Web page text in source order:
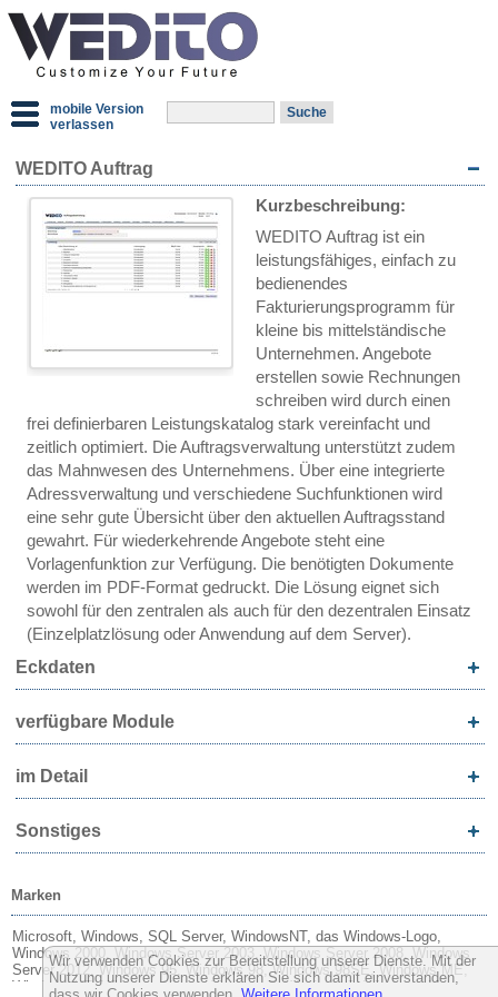
mobile Version
verlassen
WEDITO Auftrag
Kurzbeschreibung:
WEDITO Auftrag ist ein
leistungsfähiges, einfach zu
bedienendes
Fakturierungsprogramm für
kleine bis mittelständische
Unternehmen. Angebote
erstellen sowie Rechnungen
schreiben wird durch einen
frei definierbaren Leistungskatalog stark vereinfacht und
zeitlich optimiert. Die Auftragsverwaltung unterstützt zudem
das Mahnwesen des Unternehmens. Über eine integrierte
Adressverwaltung und verschiedene Suchfunktionen wird
eine sehr gute Übersicht über den aktuellen Auftragsstand
gewahrt. Für wiederkehrende Angebote steht eine
Vorlagenfunktion zur Verfügung. Die benötigten Dokumente
werden im PDF-Format gedruckt. Die Lösung eignet sich
sowohl für den zentralen als auch für den dezentralen Einsatz
(Einzelplatzlösung oder Anwendung auf dem Server).
Eckdaten
verfügbare Module
im Detail
Sonstiges
Marken
Microsoft, Windows, SQL Server, WindowsNT, das Windows-Logo,
Windows 2000, Windows Server 2003, Windows Server 2008, Windows
Server 2012, Windows 95, Windows 98, Windows 98SE, Windows ME,
Windows XP, Windows Vista, Windows 7, Windows 8, Windows 10,
Wir verwenden Cookies zur Bereitstellung unserer Dienste. Mit der
Nutzung unserer Dienste erklären Sie sich damit einverstanden,